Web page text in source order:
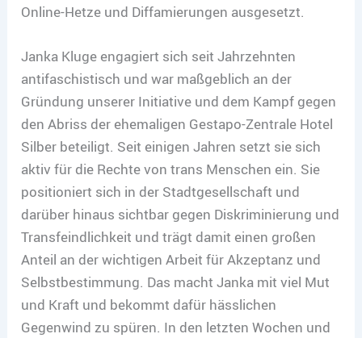
Online-Hetze und Diffamierungen ausgesetzt.
Janka Kluge engagiert sich seit Jahrzehnten
antifaschistisch und war maßgeblich an der
Gründung unserer Initiative und dem Kampf gegen
den Abriss der ehemaligen Gestapo-Zentrale Hotel
Silber beteiligt. Seit einigen Jahren setzt sie sich
aktiv für die Rechte von trans Menschen ein. Sie
positioniert sich in der Stadtgesellschaft und
darüber hinaus sichtbar gegen Diskriminierung und
Transfeindlichkeit und trägt damit einen großen
Anteil an der wichtigen Arbeit für Akzeptanz und
Selbstbestimmung. Das macht Janka mit viel Mut
und Kraft und bekommt dafür hässlichen
Gegenwind zu spüren. In den letzten Wochen und